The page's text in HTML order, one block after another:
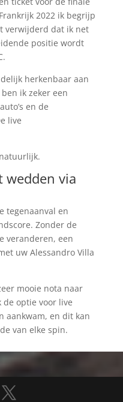
2022 ik begrijp
verwijderd dat ik net
positie wordt
herkenbaar aan
ik zeker een
en de
live
wedden via
tegenaanval en
Zonder de
veranderen, een
uw Alessandro Villa
mooie nota naar
optie voor live
aankwam, en dit kan
van elke spin.